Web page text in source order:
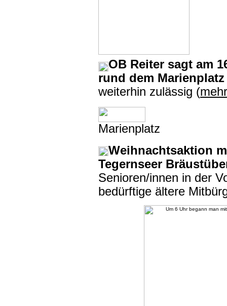
OB Reiter sagt am
rund dem Marienplatz
weiterhin zulässig (mehr
Marienplatz
Weihnachtsaktion
Tegernseer
Senioren/innen in der
bedürftige ältere